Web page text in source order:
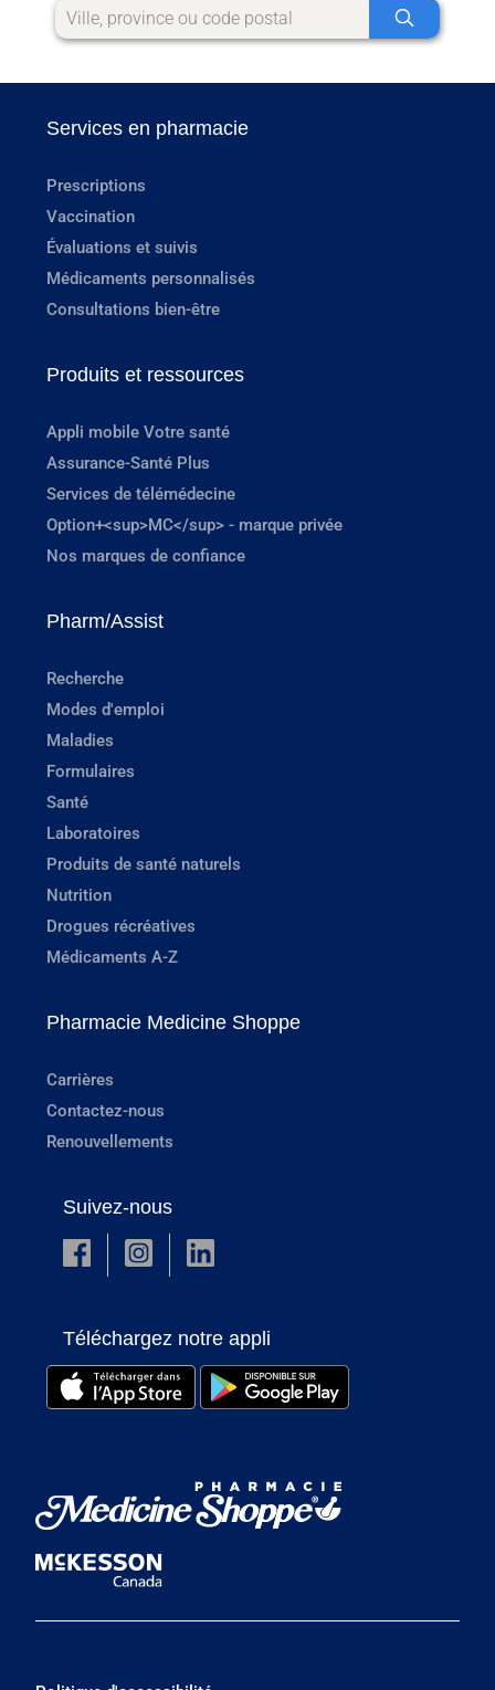
Services en pharmacie
Prescriptions
Vaccination
Évaluations et suivis
Médicaments personnalisés
Consultations bien-être
Produits et ressources
Appli mobile Votre santé
Assurance-Santé Plus
Services de télémédecine
Option+<sup>MC</sup> - marque privée
Nos marques de confiance
Pharm/Assist
Recherche
Modes d'emploi
Maladies
Formulaires
Santé
Laboratoires
Produits de santé naturels
Nutrition
Drogues récréatives
Médicaments A-Z
Pharmacie Medicine Shoppe
Carrières
Contactez-nous
Renouvellements
Suivez-nous
Téléchargez notre appli